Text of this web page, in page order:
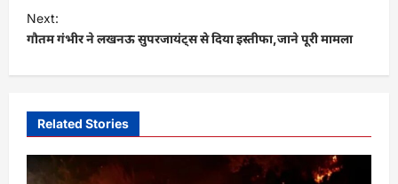
t
n
a
g
Next:
गौतम गंभीर ने लखनऊ सुपरजायंट्स से दिया इस्तीफा,जाने पूरी मामला
Related Stories